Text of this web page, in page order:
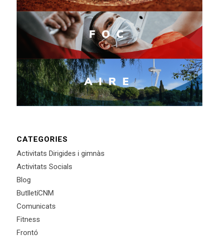
CATEGORIES
Activitats Dirigides i gimnàs
Activitats Socials
Blog
ButlletíCNM
Comunicats
Fitness
Frontó